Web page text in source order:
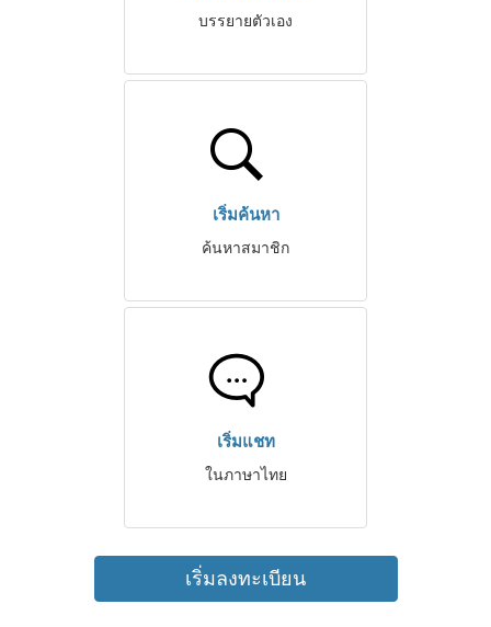
บรรยายตัวเอง
เริ่มค้นหา
ค้นหาสมาชิก
เริ่มแชท
ในภาษาไทย
เริ่มลงทะเบียน